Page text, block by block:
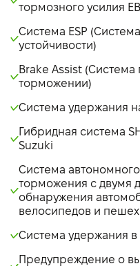
тормозного усилия
Система ESP
устойчивости)
Brake Assist
торможении)
Система удержания
Гибридная система
Suzuki
Система
торможения с двумя
обнаружения
велосипедов и
Система удержания
Предупреждение о